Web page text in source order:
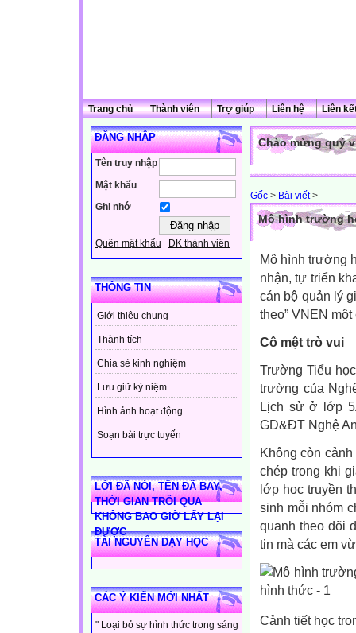
Trang chủ Thành viên Trợ giúp Liên hệ Liên
ĐĂNG NHẬP
Tên truy nhập
Mật khẩu
Ghi nhớ
Quên mật khẩu ĐK thành viên
THÔNG TIN
Giới thiệu chung
Thành tích
Chia sẻ kinh nghiệm
Lưu giữ kỷ niệm
Hình ảnh hoạt động
Soạn bài trực tuyến
LỜI ĐÃ NÓI, TÊN ĐÃ BAY,
THỜI GIAN TRÔI QUA
KHÔNG BAO GIỜ LẤY LẠI
ĐƯỢC
TÀI NGUYÊN DẠY HỌC
CÁC Ý KIẾN MỚI NHẤT
" Loại bỏ sự hình thức trong sáng
Chào mừng quý
Gốc > Bài viết>
Mô hình trường
Mô hình trường
nhận, tự triển
cán bộ quản lý
theo” VNEN
Cô mệt trò vui
Trường Tiểu
trường của
Lịch sử ở lớp
GD&ĐT Nghệ
Không còn
chép trong khi
lớp học truyền
sinh mỗi nhóm
quanh theo dõi
tin mà các em
Cảnh tiết học